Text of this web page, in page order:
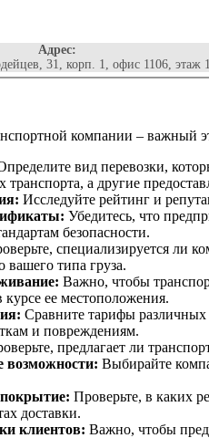
Адрес:
31, корп. 1, офис 1106, этаж
компании – важный
вид перевозки,
транспорта, а другие
Исследуйте рейтинг и
Убедитесь, что
безопасности.
специализируется ли
вашего типа груза.
Важно, чтобы
ее местоположения.
Сравните тарифы различных
и повреждениям.
предлагает ли
возможности: Выбирайте
Проверьте, в каких
доставки.
клиентов: Важно, чтобы